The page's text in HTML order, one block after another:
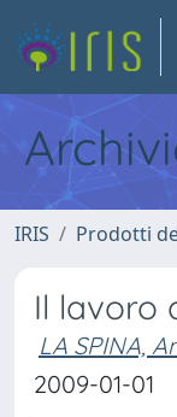
IRIS Prodotti
Il lavoro
LA SPINA,
2009-01-01